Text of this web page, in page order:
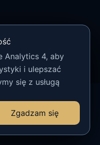
Analytics 4, aby
i ulepszać
się z usługą
Zgadzam się